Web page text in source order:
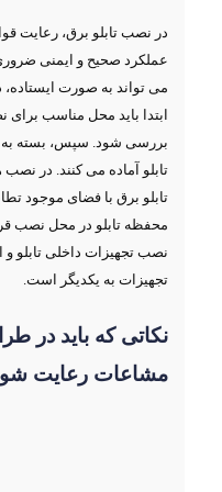
در نصب تابلو برق، رعایت
عملکرد صحیح و ایمنی
می‌ تواند به صورت ایستاده،
ابتدا باید محل مناسب
بررسی شود. سپس، بسته به
تابلو آماده می ‌کنند. در
تابلو برق با فضای موجود
محفظه تابلو در محل نصب
نصب تجهیزات داخلی تابلو
تجهیزات به یکدیگر است.
نکاتی که باید در
مشاعات رعایت